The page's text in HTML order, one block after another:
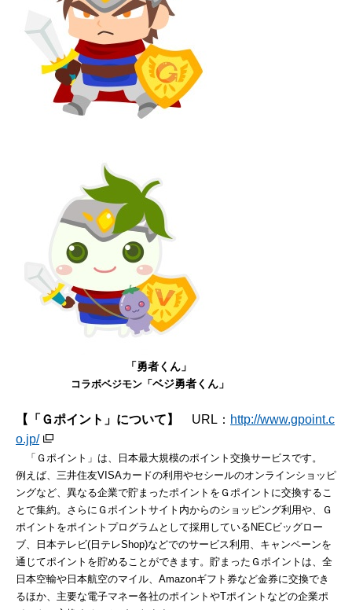
「勇者くん」
コラボベジモン「ベジ勇者くん」
【「 Ｇポイント 」について】 URL： http://www.gpoint.c
o.jp/
「Ｇポイント」は、日本最大規模のポイント交換サービスです。
例えば、三井住友VISAカードの利用やセシールのオンラインショッピ
ングなど、異なる企業で貯まったポイントをＧポイントに交換するこ
とで集約。さらにＧポイントサイト内からのショッピング利用や、Ｇ
ポイントをポイントプログラムとして採用しているNECビッグロー
ブ、日本テレビ(日テレShop)などでのサービス利用、キャンペーンを
通じてポイントを貯めることができます。貯まったＧポイントは、全
日本空輸や日本航空のマイル、Amazonギフト券など金券に交換でき
るほか、主要な電子マネー各社のポイントやTポイントなどの企業ポ